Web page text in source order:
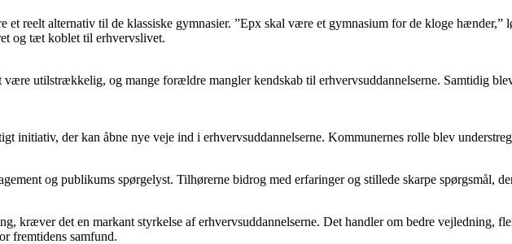
et reelt alternativ til de klassiske gymnasier. ”Epx skal være et gymnasium for de kloge hænder,”
og tæt koblet til erhvervslivet.
utilstrækkelig, og mange forældre mangler kendskab til erhvervsuddannelserne. Samtidig
initiativ, der kan åbne nye veje ind i erhvervsuddannelserne. Kommunernes rolle blev
og publikums spørgelyst. Tilhørerne bidrog med erfaringer og stillede skarpe spørgsmål,
kræver det en markant styrkelse af erhvervsuddannelserne. Det handler om bedre vejledning,
fremtidens samfund.